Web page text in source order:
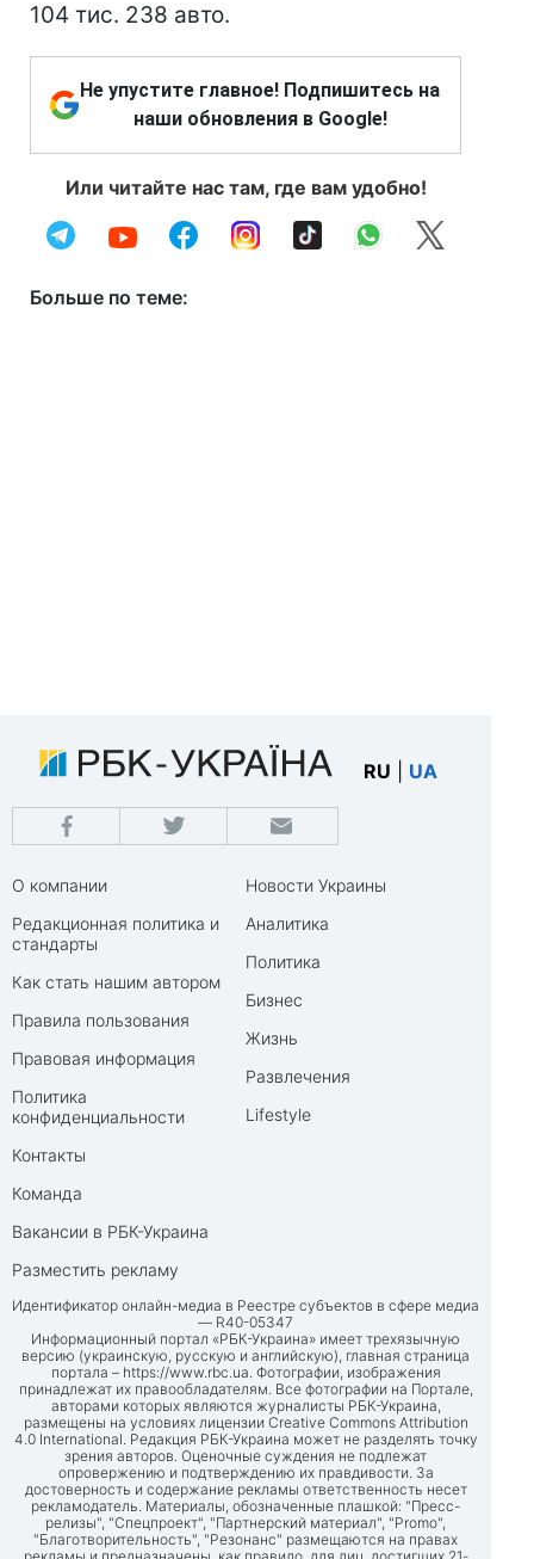
104 тис. 238 авто.
Не упустите главное! Подпишитесь на
наши обновления в Google!
Или читайте нас там, где вам удобно!
Больше по теме:
RU UA
О компании
Редакционная политика и
стандарты
Как стать нашим автором
Правила пользования
Правовая информация
Политика
конфиденциальности
Контакты
Команда
Вакансии в РБК-Украина
Разместить рекламу
Новости Украины
Аналитика
Политика
Бизнес
Жизнь
Развлечения
Lifestyle
Идентификатор онлайн-медиа в Реестре субъектов в сфере медиа
— R40-05347
Информационный портал «РБК-Украина» имеет трехязычную
версию (украинскую, русскую и английскую), главная страница
портала – https://www.rbc.ua. Фотографии, изображения
принадлежат их правообладателям. Все фотографии на Портале,
авторами которых являются журналисты РБК-Украина,
размещены на условиях лицензии Creative Commons Attribution
4.0 International. Редакция РБК-Украина может не разделять точку
зрения авторов. Оценочные суждения не подлежат
опровержению и подтверждению их правдивости. За
достоверность и содержание рекламы ответственность несет
рекламодатель. Материалы, обозначенные плашкой: "Пресс-
релизы", "Спецпроект", "Партнерский материал", "Promo",
"Благотворительность", "Резонанс" размещаются на правах